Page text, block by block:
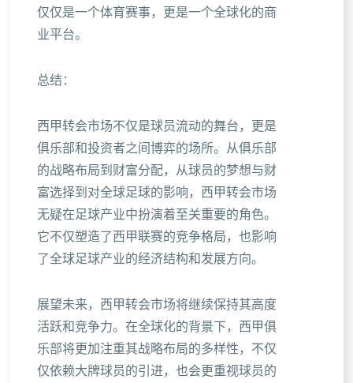
仅仅是一个体育赛事，更是一个全球化的商
业平台。
总结：
西甲转会市场不仅是球员流动的舞台，更是
俱乐部和投资者之间博弈的场所。从俱乐部
的战略布局到财富分配，从球员的梦想与财
富选择到对全球足球的影响，西甲转会市场
无疑在足球产业中扮演着至关重要的角色。
它不仅塑造了西甲联赛的竞争格局，也影响
了全球足球产业的经济结构和发展方向。
展望未来，西甲转会市场将继续保持其高度
活跃和竞争力。在全球化的背景下，西甲俱
乐部将更加注重其战略布局的多样性，不仅
仅依赖大牌球员的引进，也会更重视球员的